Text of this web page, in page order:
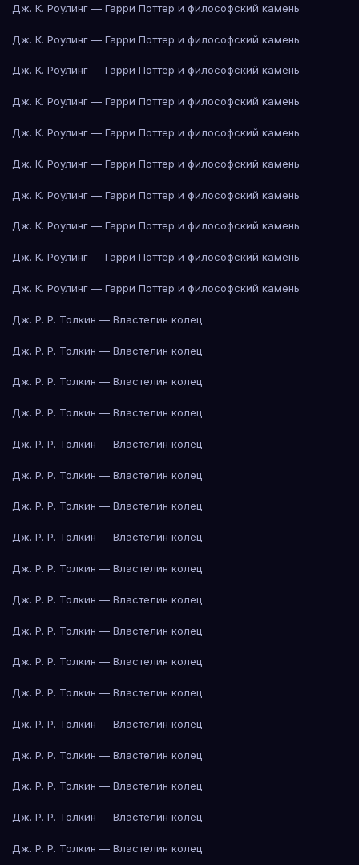
Дж. К. Роулинг — Гарри Поттер и философский камень
Дж. К. Роулинг — Гарри Поттер и философский камень
Дж. К. Роулинг — Гарри Поттер и философский камень
Дж. К. Роулинг — Гарри Поттер и философский камень
Дж. К. Роулинг — Гарри Поттер и философский камень
Дж. К. Роулинг — Гарри Поттер и философский камень
Дж. К. Роулинг — Гарри Поттер и философский камень
Дж. К. Роулинг — Гарри Поттер и философский камень
Дж. К. Роулинг — Гарри Поттер и философский камень
Дж. К. Роулинг — Гарри Поттер и философский камень
Дж. Р. Р. Толкин — Властелин колец
Дж. Р. Р. Толкин — Властелин колец
Дж. Р. Р. Толкин — Властелин колец
Дж. Р. Р. Толкин — Властелин колец
Дж. Р. Р. Толкин — Властелин колец
Дж. Р. Р. Толкин — Властелин колец
Дж. Р. Р. Толкин — Властелин колец
Дж. Р. Р. Толкин — Властелин колец
Дж. Р. Р. Толкин — Властелин колец
Дж. Р. Р. Толкин — Властелин колец
Дж. Р. Р. Толкин — Властелин колец
Дж. Р. Р. Толкин — Властелин колец
Дж. Р. Р. Толкин — Властелин колец
Дж. Р. Р. Толкин — Властелин колец
Дж. Р. Р. Толкин — Властелин колец
Дж. Р. Р. Толкин — Властелин колец
Дж. Р. Р. Толкин — Властелин колец
Дж. Р. Р. Толкин — Властелин колец